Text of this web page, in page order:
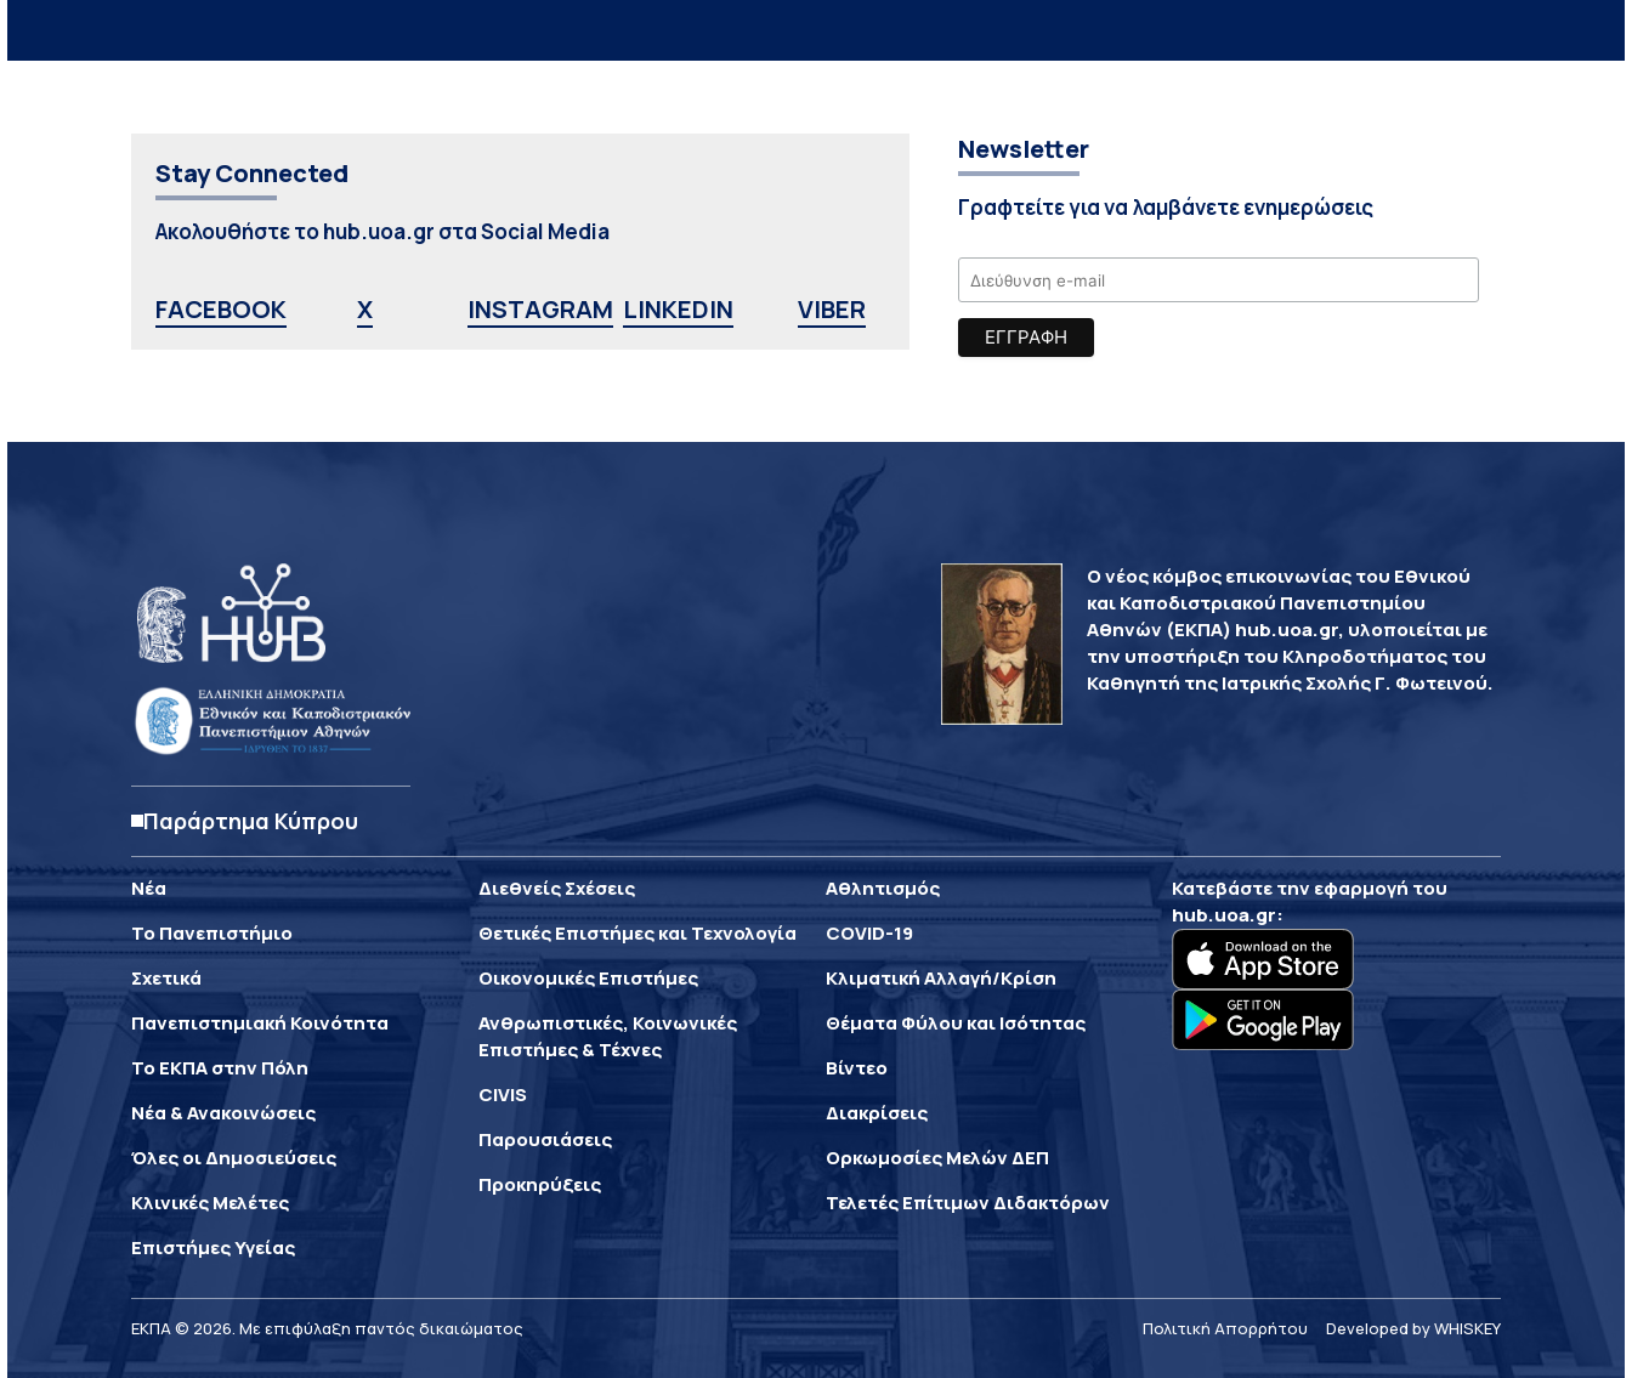
Stay Connected
Ακολουθήστε το hub.uoa.gr στα Social Media
FACEBOOK X INSTAGRAM LINKEDIN VIBER
Newsletter
Γραφτείτε για να λαμβάνετε ενημερώσεις
Παράρτημα Κύπρου
Ο νέος κόμβος επικοινωνίας του Εθνικού
και Καποδιστριακού Πανεπιστημίου
Αθηνών (ΕΚΠΑ) hub.uoa.gr, υλοποιείται με
την υποστήριξη του Κληροδοτήματος του
Καθηγητή της Ιατρικής Σχολής Γ. Φωτεινού.
Νέα
Το Πανεπιστήμιο
Σχετικά
Πανεπιστημιακή Κοινότητα
Το ΕΚΠΑ στην Πόλη
Νέα & Ανακοινώσεις
Όλες οι Δημοσιεύσεις
Κλινικές Μελέτες
Επιστήμες Υγείας
Διεθνείς Σχέσεις
Θετικές Επιστήμες και Τεχνολογία
Οικονομικές Επιστήμες
Ανθρωπιστικές, Κοινωνικές
Επιστήμες & Τέχνες
CIVIS
Παρουσιάσεις
Προκηρύξεις
Αθλητισμός
COVID-19
Κλιματική Αλλαγή/Κρίση
Θέματα Φύλου και Ισότητας
Βίντεο
Διακρίσεις
Ορκωμοσίες Μελών ΔΕΠ
Τελετές Επίτιμων Διδακτόρων
Κατεβάστε την εφαρμογή του
hub.uoa.gr:
ΕΚΠΑ © 2026. Με επιφύλαξη παντός δικαιώματος Πολιτική Απορρήτου Developed by WHISKEY